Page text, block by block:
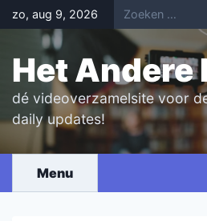
Skip
to
content
zo, aug 9, 2026
Het Andere
dé videoverzamelsite voor
daily updates!
Menu